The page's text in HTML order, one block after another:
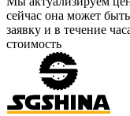
сейчас она может
заявку и в течение
стоимость